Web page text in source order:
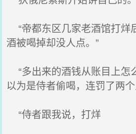
“帝都东区几家老酒馆打烊
酒被喝掉却没人点。”
“多出来的酒钱从账目上怎
以为是侍者偷喝，连罚了两
“侍者跟我说，打烊